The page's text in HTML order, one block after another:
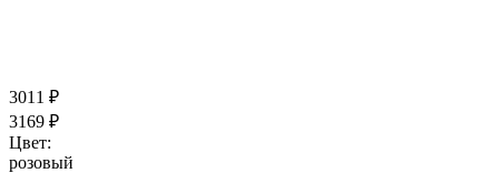
3011 ₽
3169 ₽
Цвет:
розовый